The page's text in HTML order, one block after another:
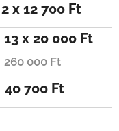
2 x 12 700 Ft
13 x 20 000 Ft
260 000 Ft
40 700 Ft